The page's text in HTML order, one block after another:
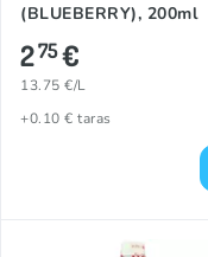
(BLUEBERRY), 200ml
275€
13.75 €/L
+0.10 € taras